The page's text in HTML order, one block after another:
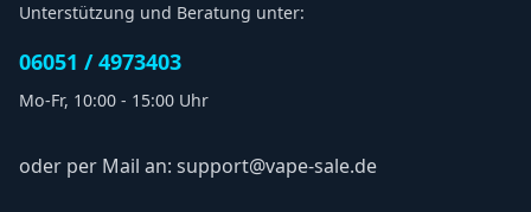
Unterstützung und Beratung unter:
06051 / 4973403
Mo-Fr, 10:00 - 15:00 Uhr
oder per Mail an: support@vape-sale.de